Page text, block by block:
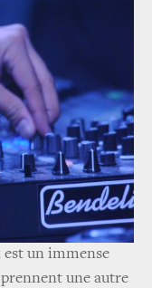
un immense
une autre